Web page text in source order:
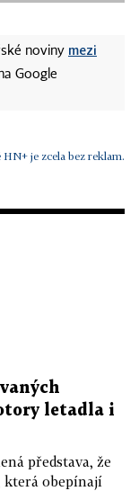
noviny mezi
Google
je zcela bez reklam.
letadla i
představa, že
která obepínají